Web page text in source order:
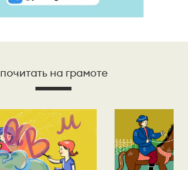
почитать на грамоте